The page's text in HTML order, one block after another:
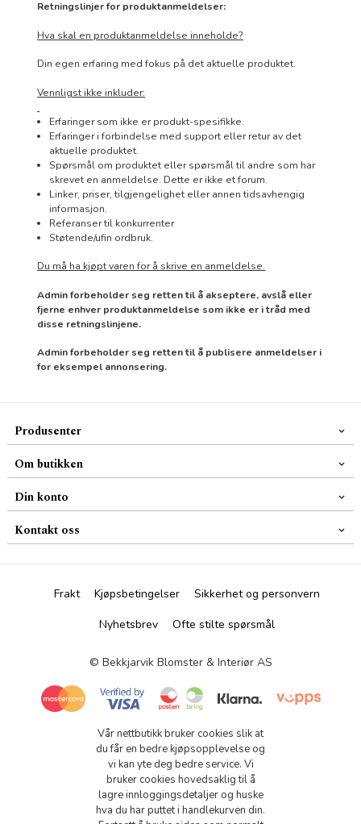
Retningslinjer for produktanmeldelser:
Hva skal en produktanmeldelse inneholde?
Din egen erfaring med fokus på det aktuelle produktet.
Vennligst ikke inkluder:
Erfaringer som ikke er produkt-spesifikke.
Erfaringer i forbindelse med support eller retur av det
aktuelle produktet.
Spørsmål om produktet eller spørsmål til andre som har
skrevet en anmeldelse. Dette er ikke et forum.
Linker, priser, tilgjengelighet eller annen tidsavhengig
informasjon.
Referanser til konkurrenter
Støtende/ufin ordbruk.
Du må ha kjøpt varen for å skrive en anmeldelse.
Admin forbeholder seg retten til å akseptere, avslå eller
fjerne enhver produktanmeldelse som ikke er i tråd med
disse retningslinjene.
Admin forbeholder seg retten til å publisere anmeldelser i
for eksempel annonsering.
Produsenter
Om butikken
Din konto
Kontakt oss
Frakt Kjøpsbetingelser
Sikkerhet og personvern
Nyhetsbrev
Ofte stilte spørsmål
© Bekkjarvik Blomster & Interiør AS
Vår nettbutikk bruker cookies slik at
du får en bedre kjøpsopplevelse og
vi kan yte deg bedre service. Vi
bruker cookies hovedsaklig til å
lagre innloggingsdetaljer og huske
hva du har puttet i handlekurven din.